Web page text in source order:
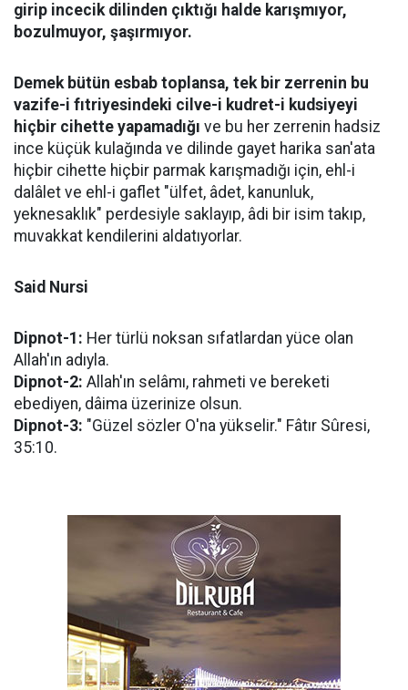
girip incecik dilinden çıktığı halde karışmıyor,
bozulmuyor, şaşırmıyor.
Demek bütün esbab toplansa, tek bir zerrenin bu
vazife-i fıtriyesindeki cilve-i kudret-i kudsiyeyi
hiçbir cihette yapamadığı ve bu her zerrenin hadsiz
ince küçük kulağında ve dilinde gayet harika san'ata
hiçbir cihette hiçbir parmak karışmadığı için, ehl-i
dalâlet ve ehl-i gaflet "ülfet, âdet, kanunluk,
yeknesaklık" perdesiyle saklayıp, âdi bir isim takıp,
muvakkat kendilerini aldatıyorlar.
Said Nursi
Dipnot-1: Her türlü noksan sıfatlardan yüce olan
Allah'ın adıyla.
Dipnot-2: Allah'ın selâmı, rahmeti ve bereketi
ebediyen, dâima üzerinize olsun.
Dipnot-3: "Güzel sözler O'na yükselir." Fâtır Sûresi,
35:10.